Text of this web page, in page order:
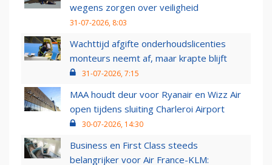
wegens zorgen over veiligheid
31-07-2026, 8:03
Wachttijd afgifte onderhoudslicenties
monteurs neemt af, maar krapte blijft
31-07-2026, 7:15
MAA houdt deur voor Ryanair en Wizz Air
open tijdens sluiting Charleroi Airport
30-07-2026, 14:30
Business en First Class steeds
belangrijker voor Air France-KLM: